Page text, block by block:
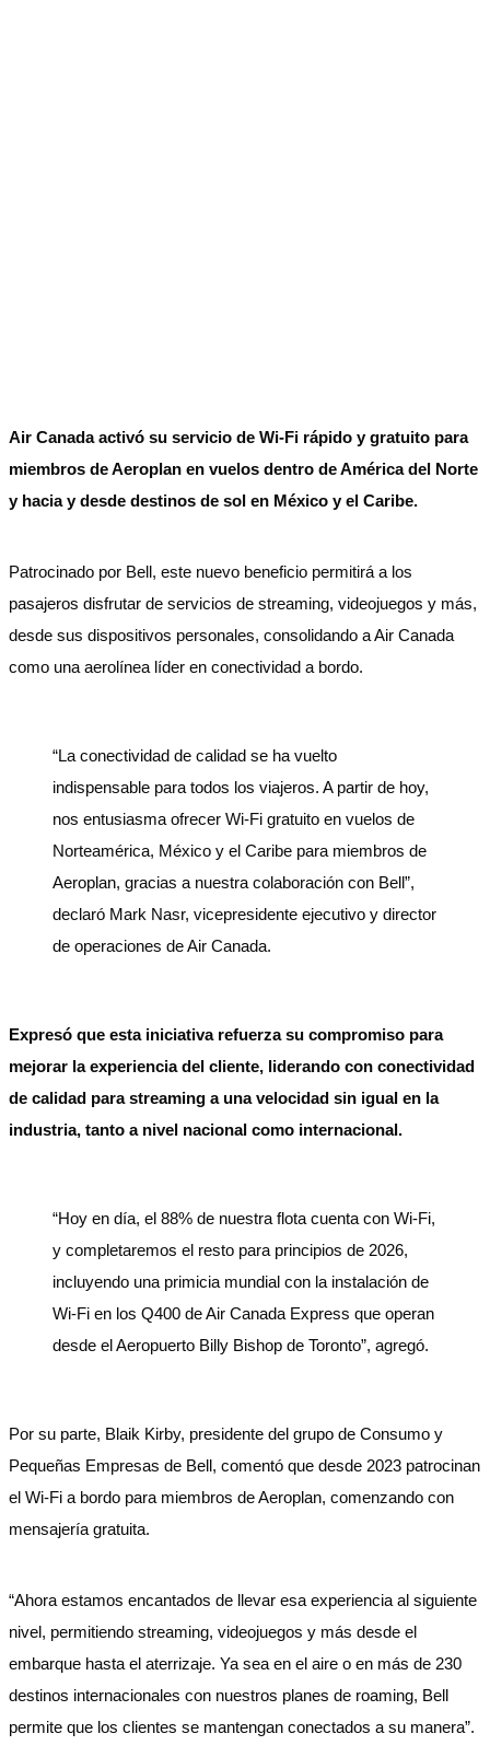
Air Canada activó su servicio de Wi-Fi rápido y gratuito para
miembros de Aeroplan en vuelos dentro de América del Norte
y hacia y desde destinos de sol en México y el Caribe.
Patrocinado por Bell, este nuevo beneficio permitirá a los
pasajeros disfrutar de servicios de streaming, videojuegos y más,
desde sus dispositivos personales, consolidando a Air Canada
como una aerolínea líder en conectividad a bordo.
“La conectividad de calidad se ha vuelto
indispensable para todos los viajeros. A partir de hoy,
nos entusiasma ofrecer Wi-Fi gratuito en vuelos de
Norteamérica, México y el Caribe para miembros de
Aeroplan, gracias a nuestra colaboración con Bell”,
declaró Mark Nasr, vicepresidente ejecutivo y director
de operaciones de Air Canada.
Expresó que esta iniciativa refuerza su compromiso para
mejorar la experiencia del cliente, liderando con conectividad
de calidad para streaming a una velocidad sin igual en la
industria, tanto a nivel nacional como internacional.
“Hoy en día, el 88% de nuestra flota cuenta con Wi-Fi,
y completaremos el resto para principios de 2026,
incluyendo una primicia mundial con la instalación de
Wi-Fi en los Q400 de Air Canada Express que operan
desde el Aeropuerto Billy Bishop de Toronto”, agregó.
Por su parte, Blaik Kirby, presidente del grupo de Consumo y
Pequeñas Empresas de Bell, comentó que desde 2023 patrocinan
el Wi-Fi a bordo para miembros de Aeroplan, comenzando con
mensajería gratuita.
“Ahora estamos encantados de llevar esa experiencia al siguiente
nivel, permitiendo streaming, videojuegos y más desde el
embarque hasta el aterrizaje. Ya sea en el aire o en más de 230
destinos internacionales con nuestros planes de roaming, Bell
permite que los clientes se mantengan conectados a su manera”.